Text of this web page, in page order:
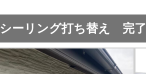
シーリング打ち替え 完了